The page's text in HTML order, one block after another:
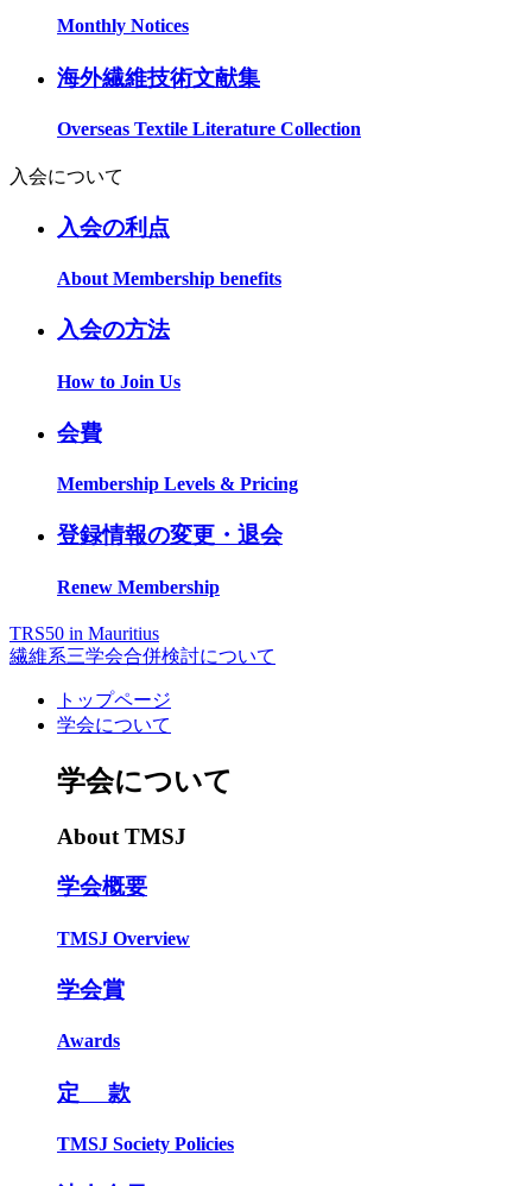
Monthly Notices
海外繊維技術文献集
Overseas Textile Literature Collection
入会について
入会の利点
About Membership benefits
入会の方法
How to Join Us
会費
Membership Levels & Pricing
登録情報の変更・退会
Renew Membership
TRS50 in Mauritius
繊維系三学会合併検討について
トップページ
学会について
学会について
About TMSJ
学会概要
TMSJ Overview
学会賞
Awards
定 款
TMSJ Society Policies